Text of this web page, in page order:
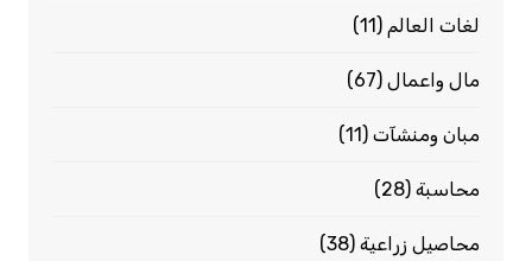
لغات العالم (11)
مال واعمال(67)
مبان ومنشآت(11)
محاسبة(28)
محاصيل زراعية(38)